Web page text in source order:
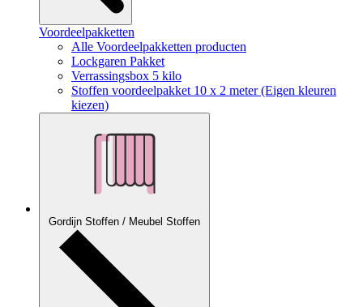
Voordeelpakketten
Alle Voordeelpakketten producten
Lockgaren Pakket
Verrassingsbox 5 kilo
Stoffen voordeelpakket 10 x 2 meter (Eigen kleuren
kiezen)
Gordijn Stoffen / Meubel Stoffen